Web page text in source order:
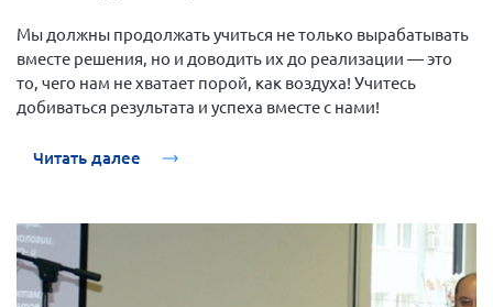
Нижегородская область
Новгородская область
Новосибирская область
Омская область
Пензенская область
Республика Башкортостан
Республика Бурятия
Мы должны продолжать учиться не только вырабатывать
вместе решения, но и доводить их до реализации — это
то, чего нам не хватает порой, как воздуха! Учитесь
добиваться результата и успеха вместе с нами!
Читать далее